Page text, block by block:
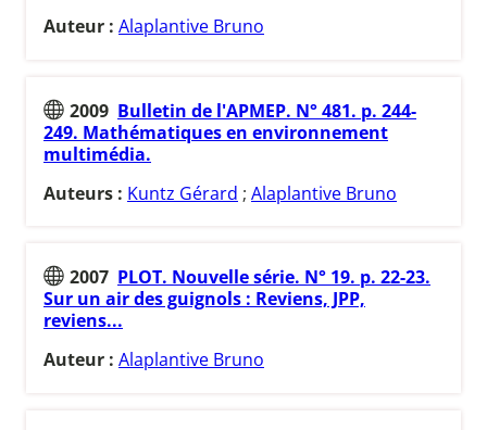
Auteur : Alaplantive Bruno
2009 Bulletin de l'APMEP. N° 481. p. 244-
249. Mathématiques en environnement
multimédia.
Auteurs : Kuntz Gérard ; Alaplantive Bruno
2007 PLOT. Nouvelle série. N° 19. p. 22-23.
Sur un air des guignols : Reviens, JPP,
reviens...
Auteur : Alaplantive Bruno